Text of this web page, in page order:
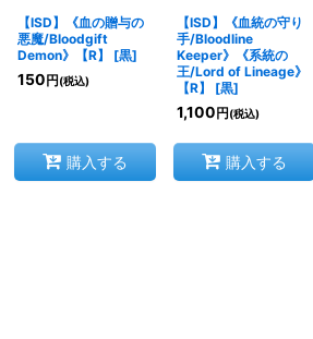
【ISD】《血の贈与の
悪魔/Bloodgift
Demon》【R】
[黒]
150 円 (税込)
購入する
【ISD】《血統の守り
手/Bloodline
Keeper》《系統の
王/Lord of Lineage》
【R】
[黒]
1,100 円 (税込)
購入する